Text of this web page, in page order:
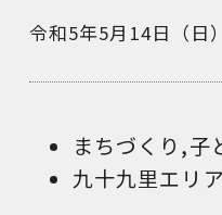
令和5年5月14日（日）
まちづくり ,子
九十九里エリア